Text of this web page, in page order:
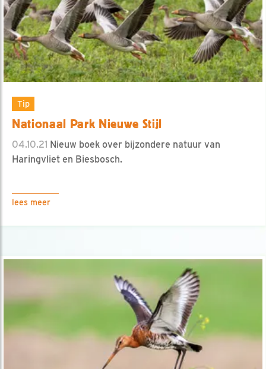
Tip
Nationaal Park Nieuwe Stijl
04.10.21 Nieuw boek over bijzondere natuur van
Haringvliet en Biesbosch.
lees meer